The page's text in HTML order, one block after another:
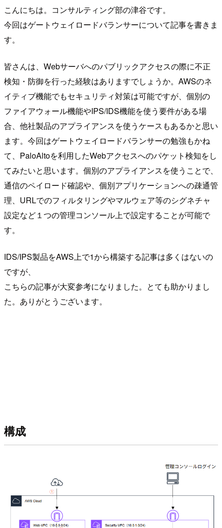
こんにちは。コンサルティング部の津谷です。
今回はゲートウェイロードバランサーについて記事を書きま
す。
皆さんは、Webサーバへのパブリックアクセスの際に不正
検知・防御を行った経験はありますでしょうか。AWSのネ
イティブ機能でもセキュリティ対策は可能ですが、個別の
ファイアウォール機能やIPS/IDS機能を使う要件がある場
合、他社製品のアプライアンスを使うケースもあるかと思い
ます。今回はゲートウェイロードバランサーの勉強もかね
て、PaloAltoを利用したWebアクセスへのパケット検知をし
てみたいと思います。個別のアプライアンスを使うことで、
通信のペイロード確認や、個別アプリケーションへの疎通管
理、URLでのフィルタリングやマルウェア等のシグネチャ
設定など１つの管理コンソール上で設定することが可能で
す。
IDS/IPS製品をAWS上で1から構築する記事は多くはないの
ですが、
こちらの記事が大変参考になりました。とても助かりまし
た。ありがとうございます。
構成